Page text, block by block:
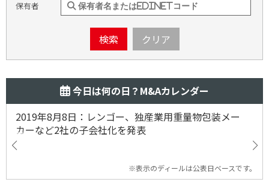
保有者
検索 クリア
今日は何の日？M&Aカレンダー
2019年8月8日：レンゴー、独産業用重量物包装メー
カーなど2社の子会社化を発表
※表示のディールは公表日ベースです。